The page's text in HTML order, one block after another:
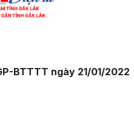
BTTTT ngày 21/01/2022